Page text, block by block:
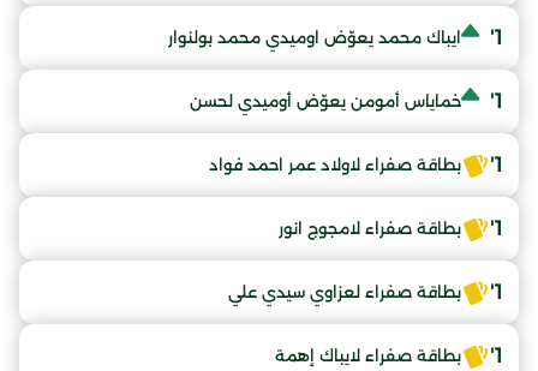
1' ايباك محمد يعوّض اوميدي محمد بولنوار
1' خماياس أمومن يعوّض أوميدي لحسن
1' بطاقة صفراء لاولاد عمر احمد فواد
1' بطاقة صفراء لامجوج انور
1' بطاقة صفراء لعزاوي سيدي علي
1' بطاقة صفراء لايباك إهمة